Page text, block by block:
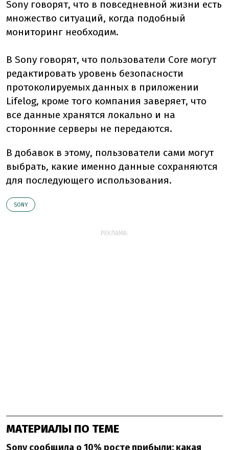
Sony говорят, что в повседневной жизни есть
множество ситуаций, когда подобный
мониторинг необходим.
В Sony говорят, что пользователи Core могут
редактировать уровень безопасности
протоколируемых данных в приложении
Lifelog, кроме того компания заверяет, что
все данные хранятся локально и на
сторонние серверы не передаются.
В добавок в этому, пользователи сами могут
выбрать, какие именно данные сохраняются
для последующего использования.
SONY
РЕКЛАМА:
МАТЕРИАЛЫ ПО ТЕМЕ
Sony сообщила о 10% росте прибыли: какая